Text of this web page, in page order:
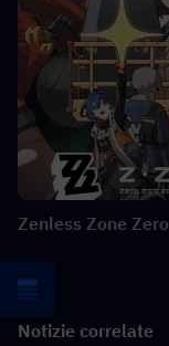
Zenless Zone Zero
Notizie correlate